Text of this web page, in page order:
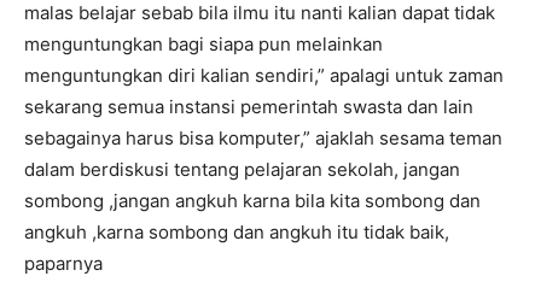
malas belajar sebab bila ilmu itu nanti kalian dapat tidak
menguntungkan bagi siapa pun melainkan
menguntungkan diri kalian sendiri,” apalagi untuk zaman
sekarang semua instansi pemerintah swasta dan lain
sebagainya harus bisa komputer,” ajaklah sesama teman
dalam berdiskusi tentang pelajaran sekolah, jangan
sombong ,jangan angkuh karna bila kita sombong dan
angkuh ,karna sombong dan angkuh itu tidak baik,
paparnya